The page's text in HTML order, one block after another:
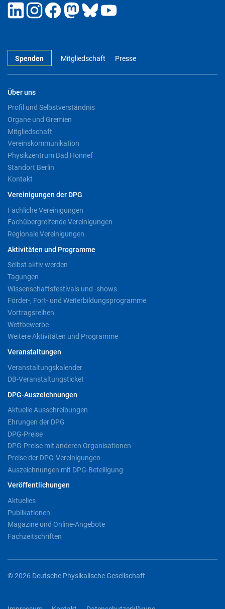
Spenden Mitgliedschaft Presse
Über uns
Profil und Selbstverständnis
Organe und Gremien
Mitgliedschaft
Vereinskommunikation
Physikzentrum Bad Honnef
Standort Berlin
Kontakt
Vereinigungen der DPG
Fachliche Vereinigungen
Fachübergreifende Vereinigungen
Regionale Vereinigungen
Aktivitäten und Programme
Selbst aktiv werden
Tagungen
Wissenschaftsfestivals und -shows
Förder-, Fort- und Weiterbildungsprogramme
Vortragsreihen
Wettbewerbe
Weitere Aktivitäten und Programme
Veranstaltungen
Veranstaltungskalender
DB-Veranstaltungsticket
DPG-Auszeichnungen
Aktuelle Ausschreibungen
Ehrungen der DPG
DPG-Preise
DPG-Preise mit anderen Organisationen
Preise der DPG-Vereinigungen
Auszeichnungen mit DPG-Beteiligung
Veröffentlichungen
Aktuelles
Publikationen
Magazine und Online-Angebote
Fachzeitschriften
© 2026 Deutsche Physikalische Gesellschaft